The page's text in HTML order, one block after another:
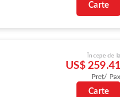
Carte
Începe de la
US$ 259.41
Preț/ Pax
Carte